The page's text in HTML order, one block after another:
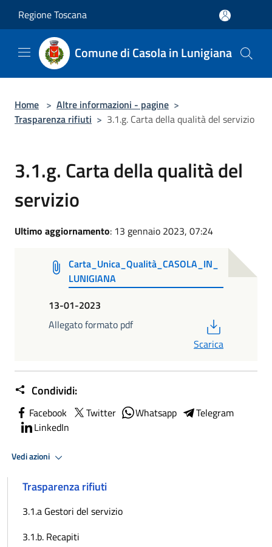
Regione Toscana
Comune di Casola in Lunigiana
Home > Altre informazioni - pagine >
Trasparenza rifiuti > 3.1.g. Carta della qualità del servizio
3.1.g. Carta della qualità del
servizio
Ultimo aggiornamento: 13 gennaio 2023, 07:24
Carta_Unica_Qualità_CASOLA_IN_
LUNIGIANA
13-01-2023
Allegato formato pdf
Scarica
Condividi:
Facebook Twitter Whatsapp
Telegram
LinkedIn
Vedi azioni
Trasparenza rifiuti
3.1.a Gestori del servizio
3.1.b. Recapiti